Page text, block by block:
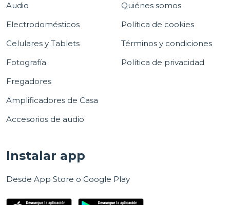
Audio
Electrodomésticos
Celulares y Tablets
Fotografía
Fregadores
Amplificadores de Casa
Accesorios de audio
Quiénes somos
Política de cookies
Términos y condiciones
Política de privacidad
Instalar app
Desde App Store o Google Play